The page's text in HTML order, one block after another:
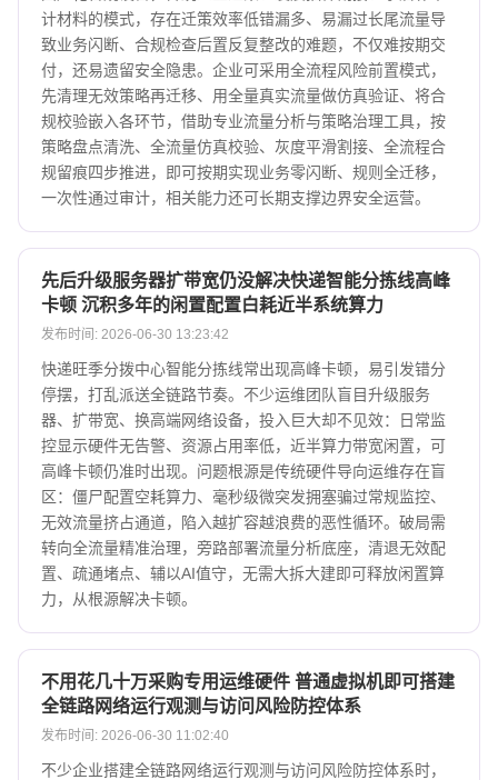
计材料的模式，存在迁策效率低错漏多、易漏过长尾流量导
致业务闪断、合规检查后置反复整改的难题，不仅难按期交
付，还易遗留安全隐患。企业可采用全流程风险前置模式，
先清理无效策略再迁移、用全量真实流量做仿真验证、将合
规校验嵌入各环节，借助专业流量分析与策略治理工具，按
策略盘点清洗、全流量仿真校验、灰度平滑割接、全流程合
规留痕四步推进，即可按期实现业务零闪断、规则全迁移，
一次性通过审计，相关能力还可长期支撑边界安全运营。
先后升级服务器扩带宽仍没解决快递智能分拣线高峰
卡顿 沉积多年的闲置配置白耗近半系统算力
发布时间: 2026-06-30 13:23:42
快递旺季分拨中心智能分拣线常出现高峰卡顿，易引发错分
停摆，打乱派送全链路节奏。不少运维团队盲目升级服务
器、扩带宽、换高端网络设备，投入巨大却不见效：日常监
控显示硬件无告警、资源占用率低，近半算力带宽闲置，可
高峰卡顿仍准时出现。问题根源是传统硬件导向运维存在盲
区：僵尸配置空耗算力、毫秒级微突发拥塞骗过常规监控、
无效流量挤占通道，陷入越扩容越浪费的恶性循环。破局需
转向全流量精准治理，旁路部署流量分析底座，清退无效配
置、疏通堵点、辅以AI值守，无需大拆大建即可释放闲置算
力，从根源解决卡顿。
不用花几十万采购专用运维硬件 普通虚拟机即可搭建
全链路网络运行观测与访问风险防控体系
发布时间: 2026-06-30 11:02:40
不少企业搭建全链路网络运行观测与访问风险防控体系时，